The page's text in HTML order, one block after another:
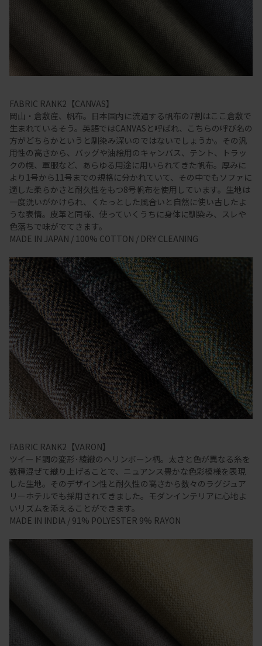
FABRIC RANK2【CANVAS】
岡山・倉敷産、帆布。日本国内に流通する帆布の7割はここ倉敷で
生まれているそう。英語ではCANVASと呼ばれ、こちらの呼び名の
方がどちらかというと馴染み深いのではないでしょうか。その汎
用性の高さから、バッグや油絵用のキャンバス、テント、トラッ
クの幌、軍服など、あらゆる用途に用いられてきた帆布。厚みに
より1号から11号までの規格に分かれていて、その中でもソファに
適した柔らかさと耐久性をもつ8号帆布を使用しています。生地は
一度洗いがかけられ、くたっとした風合いと自然に使い古したよ
うな表情。皮革と同様、使っていくうちに身体に馴染み、スレや
色落ちで味がでてきます。
MADE IN JAPAN / 100% COTTON / DRY CLEANING
FABRIC RANK2【VARON】
ツイード調の変形･綾織のヘリンボーン柄。太さと色が異なる糸を
数種混ぜて織り上げることで、ニュアンス豊かな色彩模様を表現
した生地。そのデザイン性と耐久性の高さから数々のラグジュア
リーホテルでも採用されてきました。モダンインテリアに心地よ
いリズムを添えることができます。
MADE IN INDIA / 91% POLYESTER 9% RAYON